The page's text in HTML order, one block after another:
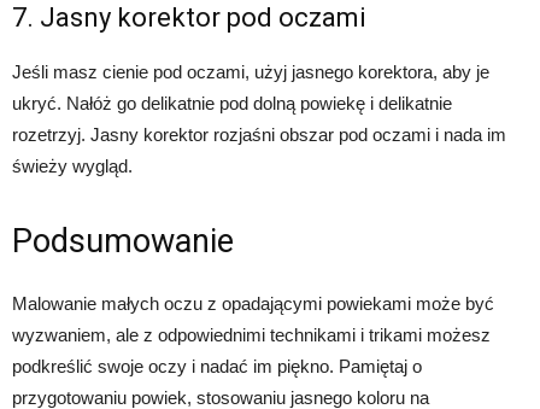
7. Jasny korektor pod oczami
Jeśli masz cienie pod oczami, użyj jasnego korektora, aby je
ukryć. Nałóż go delikatnie pod dolną powiekę i delikatnie
rozetrzyj. Jasny korektor rozjaśni obszar pod oczami i nada im
świeży wygląd.
Podsumowanie
Malowanie małych oczu z opadającymi powiekami może być
wyzwaniem, ale z odpowiednimi technikami i trikami możesz
podkreślić swoje oczy i nadać im piękno. Pamiętaj o
przygotowaniu powiek, stosowaniu jasnego koloru na